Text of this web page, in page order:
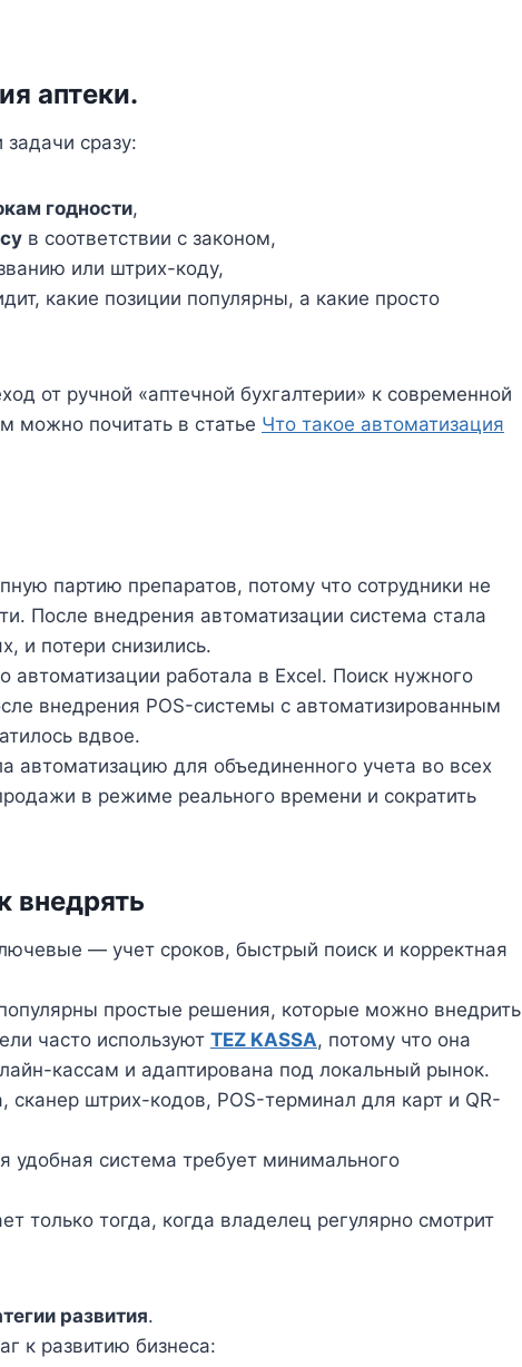
аптеки.
сразу:
годности,
в соответствии с законом,
или штрих-коду,
какие позиции популярны, а какие просто
от ручной «аптечной бухгалтерии» к современной
можно почитать в статье Что такое автоматизация
партию препаратов, потому что сотрудники не
После внедрения автоматизации система стала
и потери снизились.
автоматизации работала в Excel. Поиск нужного
внедрения POS-системы с автоматизированным
вдвое.
автоматизацию для объединенного учета во всех
в режиме реального времени и сократить
внедрять
— учет сроков, быстрый поиск и корректная
простые решения, которые можно внедрить
часто используют TEZ KASSA, потому что она
кассам и адаптирована под локальный рынок.
сканер штрих-кодов, POS-терминал для карт и QR-
удобная система требует минимального
только тогда, когда владелец регулярно смотрит
развития.
к развитию бизнеса: